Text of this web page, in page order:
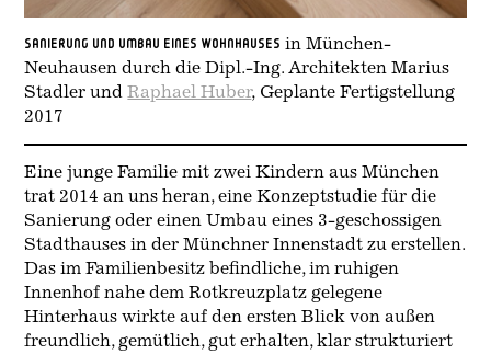
Sanierung und Umbau eines Wohnhauses in München-
Neuhausen durch die Dipl.-Ing. Architekten Marius
Stadler undRaphael Huber, Geplante Fertigstellung
2017
Eine junge Familie mit zwei Kindern aus München
trat 2014 an uns heran, eine Konzeptstudie für die
Sanierung oder einen Umbau eines 3-geschossigen
Stadthauses in der Münchner Innenstadt zu erstellen.
Das im Familienbesitz befindliche, im ruhigen
Innenhof nahe dem Rotkreuzplatz gelegene
Hinterhaus wirkte auf den ersten Blick von außen
freundlich, gemütlich, gut erhalten, klar strukturiert